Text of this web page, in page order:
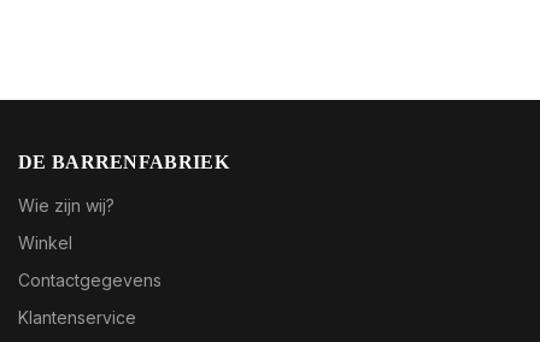
DE BARRENFABRIEK
Wie zijn wij?
Winkel
Contactgegevens
Klantenservice